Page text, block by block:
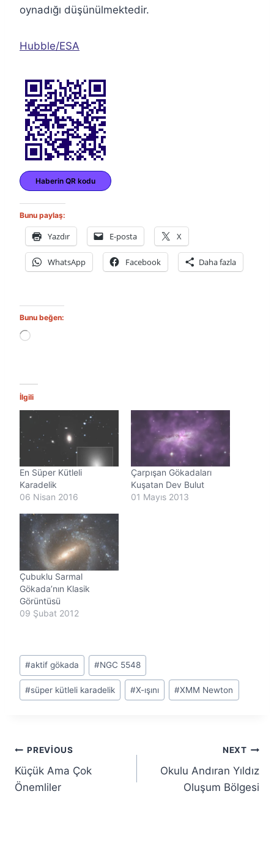
oynadığı düşünülmektedir.
Hubble/ESA
Haberin QR kodu
Bunu paylaş:
Yazdır E-posta X
WhatsApp Facebook Daha fazla
Bunu beğen:
Y
n
y
r
İlgili
En Süper Kütleli
Karadelik
06 Nisan 2016
Çarpışan Gökadaları
Kuşatan Dev Bulut
01 Mayıs 2013
Çubuklu Sarmal
Gökada’nın Klasik
Görüntüsü
09 Şubat 2012
Post
Tags:
#aktif gökada #NGC 5548
#süper kütleli karadelik #X-ışını #XMM Newton
Yazı
gezinmesi
PREVIOUS
Küçük Ama Çok
Önemliler
NEXT
Okulu Andıran Yıldız
Oluşum Bölgesi